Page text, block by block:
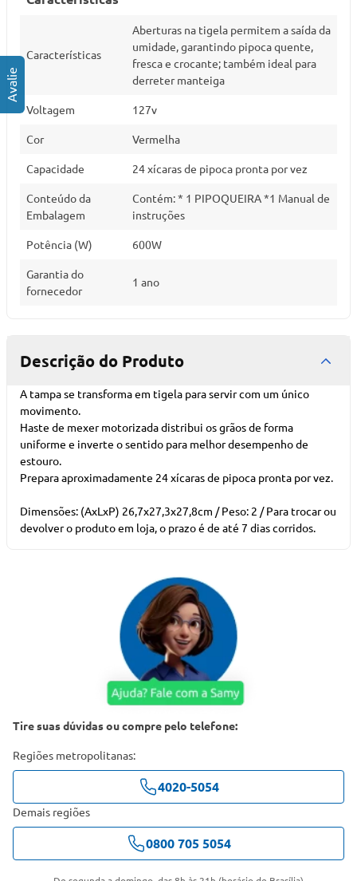
Características
Aberturas na tigela permitem a saída da
umidade, garantindo pipoca quente,
fresca e crocante; também ideal para
derreter manteiga
Voltagem 127v
Cor Vermelha
Capacidade 24 xícaras de pipoca pronta por vez
Conteúdo da
Embalagem
Contém: * 1 PIPOQUEIRA *1 Manual de
instruções
Potência (W) 600W
Garantia do
fornecedor
1 ano
Descrição do Produto
A tampa se transforma em tigela para servir com um único
movimento.
Haste de mexer motorizada distribui os grãos de forma
uniforme e inverte o sentido para melhor desempenho de
estouro.
Prepara aproximadamente 24 xícaras de pipoca pronta por vez.
Dimensões: (AxLxP) 26,7x27,3x27,8cm / Peso: 2 / Para trocar ou
devolver o produto em loja, o prazo é de até 7 dias corridos.
Tire suas dúvidas ou compre pelo telefone:
Regiões metropolitanas:
4020-5054
Demais regiões
0800 705 5054